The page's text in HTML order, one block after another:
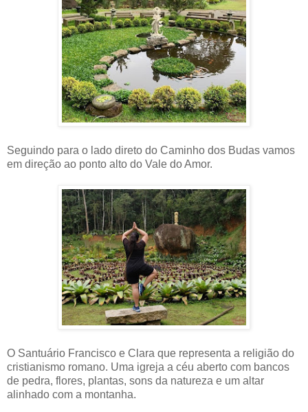
Seguindo para o lado direto do Caminho dos Budas vamos
em direção ao ponto alto do Vale do Amor.
O Santuário Francisco e Clara que representa a religião do
cristianismo romano. Uma igreja a céu aberto com bancos
de pedra, flores, plantas, sons da natureza e um altar
alinhado com a montanha.